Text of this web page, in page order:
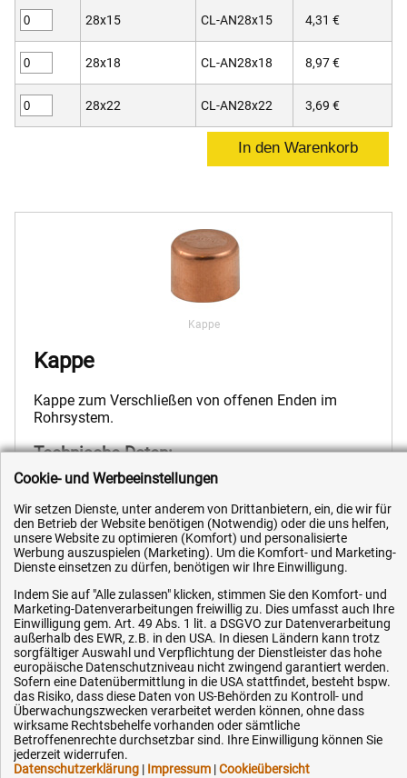
28x15 CL-AN28x15 4,31 €
28x18 CL-AN28x18 8,97 €
28x22 CL-AN28x22 3,69 €
Kappe
Kappe
Kappe zum Verschließen von offenen Enden im
Rohrsystem.
Technische Daten:
Nr.: 5301
Werkstoff: Kupfer
Abmessung
[mm]
15 CL-ROV15 1,81 €
18 CL-ROV18 2,12 €
22 CL-ROV22 2,38 €
28 CL-ROV28
Cookie- und Werbeeinstellungen
Wir setzen Dienste, unter anderem von Drittanbietern, ein, die wir für
den Betrieb der Website benötigen (Notwendig) oder die uns helfen,
unsere Website zu optimieren (Komfort) und personalisierte
Werbung auszuspielen (Marketing). Um die Komfort- und Marketing-
Dienste einsetzen zu dürfen, benötigen wir Ihre Einwilligung.
Indem Sie auf "Alle zulassen" klicken, stimmen Sie den Komfort- und
Marketing-Datenverarbeitungen freiwillig zu. Dies umfasst auch Ihre
Einwilligung gem. Art. 49 Abs. 1 lit. a DSGVO zur Datenverarbeitung
außerhalb des EWR, z.B. in den USA. In diesen Ländern kann trotz
sorgfältiger Auswahl und Verpflichtung der Dienstleister das hohe
europäische Datenschutzniveau nicht zwingend garantiert werden.
Sofern eine Datenübermittlung in die USA stattfindet, besteht bspw.
das Risiko, dass diese Daten von US-Behörden zu Kontroll- und
Überwachungszwecken verarbeitet werden können, ohne dass
wirksame Rechtsbehelfe vorhanden oder sämtliche
Betroffenenrechte durchsetzbar sind. Ihre Einwilligung können Sie
jederzeit widerrufen.
Datenschutzerklärung | Impressum |Cookieübersicht